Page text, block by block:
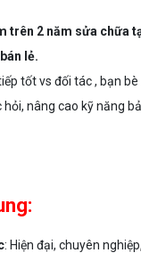
trên 2 năm sửa chữa
lẻ.
tốt vs đối tác , bạn bè
hỏi, nâng cao kỹ năng
: Hiện đại, chuyên